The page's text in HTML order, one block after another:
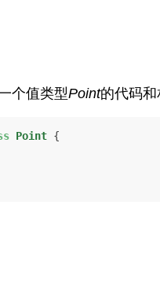
个值类型Point的代码
Point {